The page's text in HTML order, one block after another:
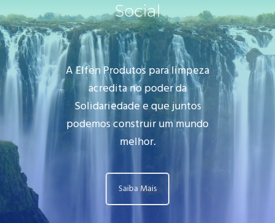
Social
A Elfen Produtos para limpeza
acredita no poder da
Solidariedade e que juntos
podemos construir um mundo
melhor.
Saiba Mais